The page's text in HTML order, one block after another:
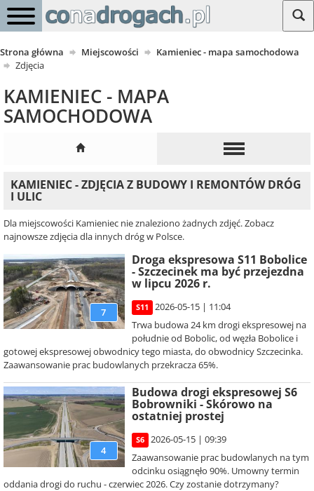
Strona główna Miejscowości
Kamieniec - mapa samochodowa
Zdjęcia
KAMIENIEC - MAPA
SAMOCHODOWA
KAMIENIEC - ZDJĘCIA Z BUDOWY I REMONTÓW DRÓG
I ULIC
Dla miejscowości Kamieniec nie znaleziono żadnych zdjęć. Zobacz
najnowsze zdjęcia dla innych dróg w Polsce.
7
Droga ekspresowa S11 Bobolice
- Szczecinek ma być przejezdna
w lipcu 2026 r.
S11
2026-05-15 | 11:04
Trwa budowa 24 km drogi ekspresowej na
południe od Bobolic, od węzła Bobolice i
gotowej ekspresowej obwodnicy tego miasta, do obwodnicy Szczecinka.
Zaawansowanie prac budowlanych przekracza 65%.
4
Budowa drogi ekspresowej S6
Bobrowniki - Skórowo na
ostatniej prostej
S6
2026-05-15 | 09:39
Zaawansowanie prac budowlanych na tym
odcinku osiągnęło 90%. Umowny termin
oddania drogi do ruchu - czerwiec 2026. Czy zostanie dotrzymany?